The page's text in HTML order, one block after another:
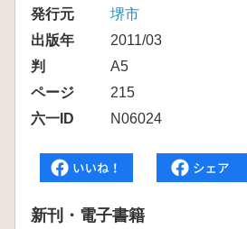
発行元
堺市
出版年
2011/03
判
A5
ページ
215
六一ID
N06024
新刊・電子書籍